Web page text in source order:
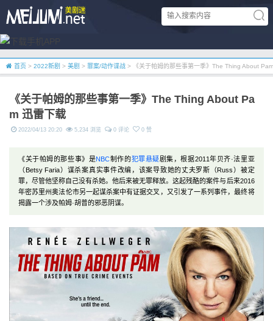
首页 > 2022新剧 > 美剧 > 罪案/动作谍战 > 《关于帕姆的那些事第一季》The Thing About
《关于帕姆的那些事第一季》The Thing About Pa
m 迅雷下载
2022/04/13 20:20 5,234 浏览 0 评论 0 赞
《关于帕姆的那些事》是NBC制作的犯罪悬疑剧集，根据2011年贝齐·法里亚
（Betsy Faria）谋杀案真实事件改编，该案导致她的丈夫罗斯（Russ）被定
罪，尽管他坚称自己没有杀她。他后来被无罪释放。这起残酷的案件与后来2016
年密苏里州奥法伦市另一起谋杀案中有证据交叉，又引发了一系列事件，最终将
揭露一个涉及帕姆·胡普的邪恶阴谋。